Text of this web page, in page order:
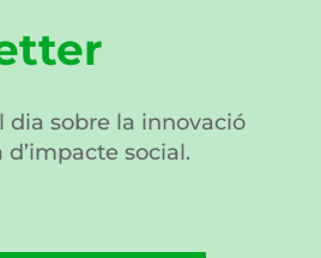
dia sobre la innovació
social.